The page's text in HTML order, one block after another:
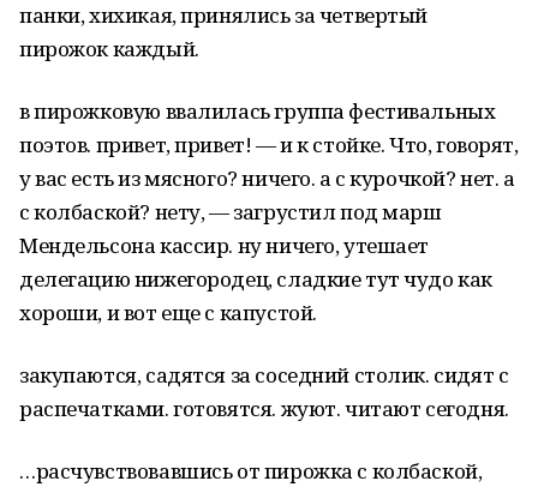
панки, хихикая, принялись за четвертый
пирожок каждый.
в пирожковую ввалилась группа фестивальных
поэтов. привет, привет! — и к стойке. Что, говорят,
у вас есть из мясного? ничего. а с курочкой? нет. а
с колбаской? нету, — загрустил под марш
Мендельсона кассир. ну ничего, утешает
делегацию нижегородец, сладкие тут чудо как
хороши, и вот еще с капустой.
закупаются, садятся за соседний столик. сидят с
распечатками. готовятся. жуют. читают сегодня.
…расчувствовавшись от пирожка с колбаской,